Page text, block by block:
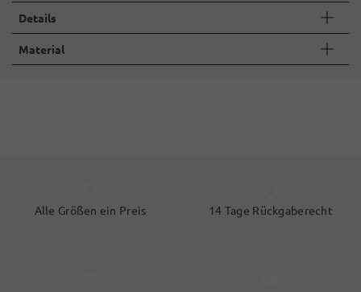
Details
Material
Alle Größen ein Preis 14 Tage Rückgaberecht